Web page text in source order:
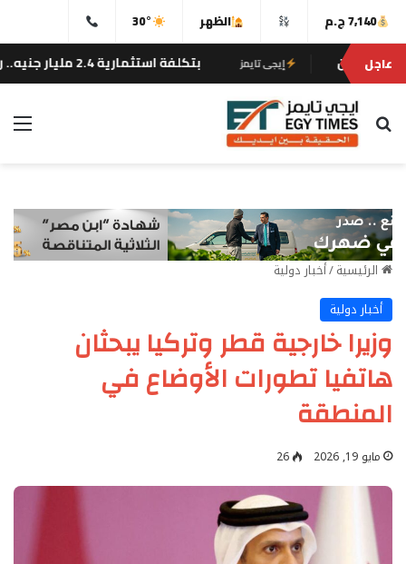
7,140 ج.م الظهر
30°
عاجل
إيجى تايمز بتكلفة استثمارية 2.4 مليار جنيه.. رئيس اقتصادية قناة السويس يشهد توقيع عقد المطور الصناعي “كابيتال”
بحث عن
الرئيسية/أخبار دولية
أخبار دولية
وزيرا خارجية قطر وتركيا يبحثان
هاتفيا تطورات الأوضاع في
المنطقة
مايو 19, 2026 26